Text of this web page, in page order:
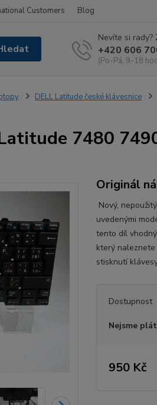
Customers Blog
Nevíte si rady?
+420 606
(Po-Pá, 9-18
DELL Latitude české klávesnice
7480
Originál
Nový,
uvedenými
tento díl
který
stisknutí
Dostupnost
Nejsme
950 Kč